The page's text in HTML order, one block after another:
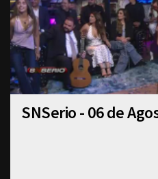
SNSerio - 06 de